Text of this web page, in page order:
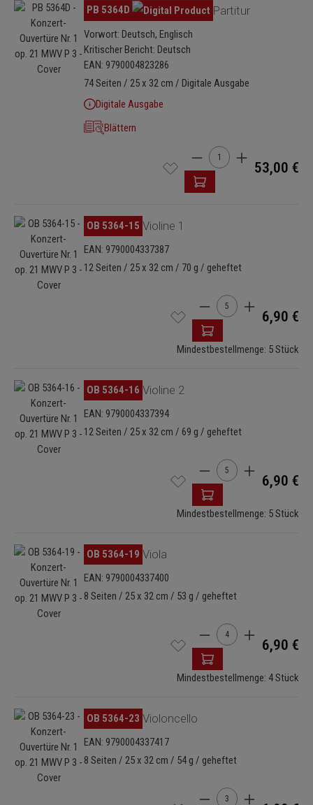
Bildergalerie überspringen
PB 5364D Partitur
Vorwort: Deutsch, Englisch
Kritischer Bericht: Deutsch
EAN: 9790004823286
74 Seiten / 25 x 32 cm / Digitale Ausgabe
Digitale Ausgabe
Blättern
Produkt Anzahl: Gib
53,00 €
Bildergalerie überspringen
OB 5364-15 Violine 1
EAN: 9790004337387
12 Seiten / 25 x 32 cm / 70 g / geheftet
Produkt Anzahl: Gib
6,90 €
Mindestbestellmenge: 5 Stück
Bildergalerie überspringen
OB 5364-16 Violine 2
EAN: 9790004337394
12 Seiten / 25 x 32 cm / 69 g / geheftet
Produkt Anzahl: Gib
6,90 €
Mindestbestellmenge: 5 Stück
Bildergalerie überspringen
OB 5364-19 Viola
EAN: 9790004337400
8 Seiten / 25 x 32 cm / 53 g / geheftet
Produkt Anzahl: Gib
6,90 €
Mindestbestellmenge: 4 Stück
Bildergalerie überspringen
OB 5364-23 Violoncello
EAN: 9790004337417
8 Seiten / 25 x 32 cm / 54 g / geheftet
Produkt Anzahl: Gib